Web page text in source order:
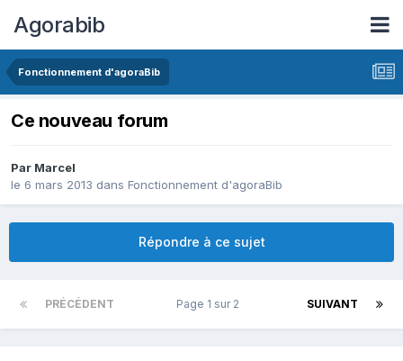
Agorabib
Fonctionnement d'agoraBib
Ce nouveau forum
Par Marcel
le 6 mars 2013 dans Fonctionnement d'agoraBib
Répondre à ce sujet
PRÉCÉDENT SUIVANT
Page 1 sur 2